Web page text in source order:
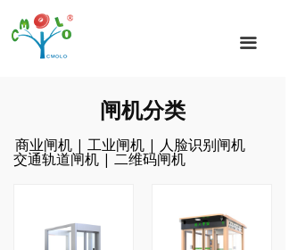
끀
首页
闸机分类
闸机案例
闸机技术
商业闸机 | 工业闸机 | 人脸识别闸机
交通轨道闸机 | 二维码闸机
闸机分类